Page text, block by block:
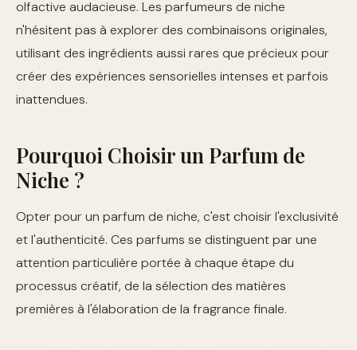
olfactive audacieuse. Les parfumeurs de niche
n'hésitent pas à explorer des combinaisons originales,
utilisant des ingrédients aussi rares que précieux pour
créer des expériences sensorielles intenses et parfois
inattendues.
Pourquoi Choisir un Parfum de
Niche ?
Opter pour un parfum de niche, c'est choisir l'exclusivité
et l'authenticité. Ces parfums se distinguent par une
attention particulière portée à chaque étape du
processus créatif, de la sélection des matières
premières à l'élaboration de la fragrance finale.